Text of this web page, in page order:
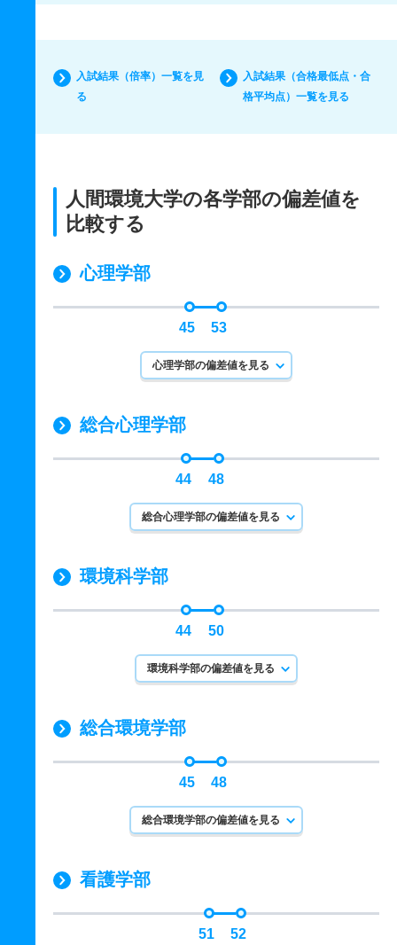
入試結果（倍率）一覧を見
る
入試結果（合格最低点・合
格平均点）一覧を見る
人間環境大学の各学部の偏差値を
比較する
心理学部
45 53
心理学部の偏差値を見る
総合心理学部
44 48
総合心理学部の偏差値を見る
環境科学部
44 50
環境科学部の偏差値を見る
総合環境学部
45 48
総合環境学部の偏差値を見る
看護学部
51 52